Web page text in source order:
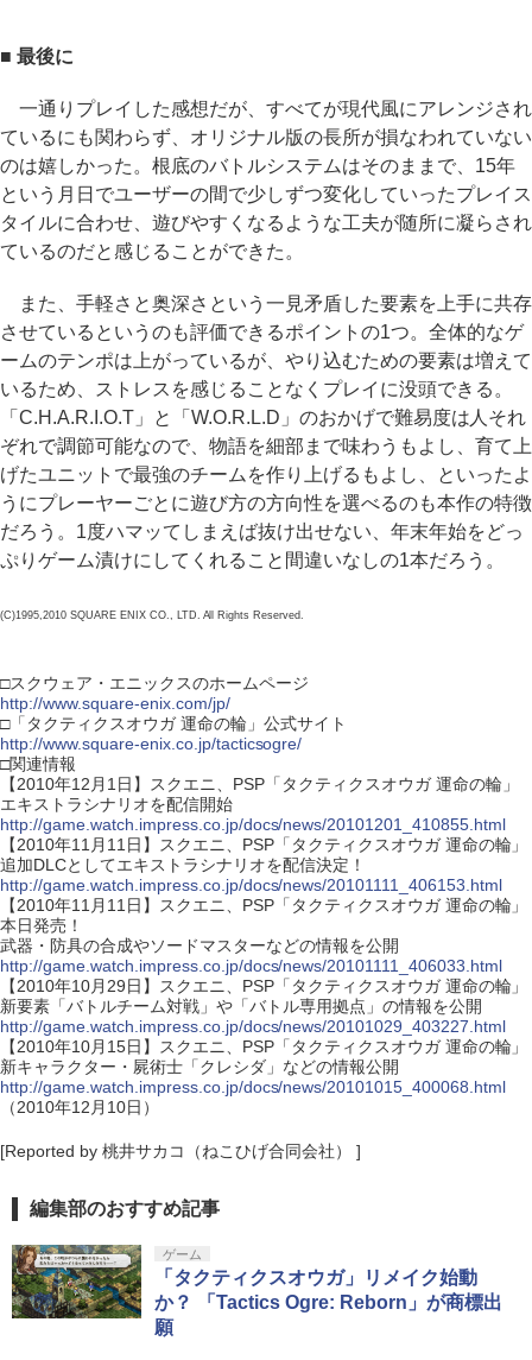
■ 最後に
一通りプレイした感想だが、すべてが現代風にアレンジされ
ているにも関わらず、オリジナル版の長所が損なわれていない
のは嬉しかった。根底のバトルシステムはそのままで、15年
という月日でユーザーの間で少しずつ変化していったプレイス
タイルに合わせ、遊びやすくなるような工夫が随所に凝らされ
ているのだと感じることができた。
また、手軽さと奥深さという一見矛盾した要素を上手に共存
させているというのも評価できるポイントの1つ。全体的なゲ
ームのテンポは上がっているが、やり込むための要素は増えて
いるため、ストレスを感じることなくプレイに没頭できる。
「C.H.A.R.I.O.T」と「W.O.R.L.D」のおかげで難易度は人それ
ぞれで調節可能なので、物語を細部まで味わうもよし、育て上
げたユニットで最強のチームを作り上げるもよし、といったよ
うにプレーヤーごとに遊び方の方向性を選べるのも本作の特徴
だろう。1度ハマッてしまえば抜け出せない、年末年始をどっ
ぷりゲーム漬けにしてくれること間違いなしの1本だろう。
(C)1995,2010 SQUARE ENIX CO., LTD. All Rights Reserved.
□スクウェア・エニックスのホームページ
http://www.square-enix.com/jp/
□「タクティクスオウガ 運命の輪」公式サイト
http://www.square-enix.co.jp/tacticsogre/
□関連情報
【2010年12月1日】スクエニ、PSP「タクティクスオウガ 運命の輪」
エキストラシナリオを配信開始
http://game.watch.impress.co.jp/docs/news/20101201_410855.html
【2010年11月11日】スクエニ、PSP「タクティクスオウガ 運命の輪」
追加DLCとしてエキストラシナリオを配信決定！
http://game.watch.impress.co.jp/docs/news/20101111_406153.html
【2010年11月11日】スクエニ、PSP「タクティクスオウガ 運命の輪」
本日発売！
武器・防具の合成やソードマスターなどの情報を公開
http://game.watch.impress.co.jp/docs/news/20101111_406033.html
【2010年10月29日】スクエニ、PSP「タクティクスオウガ 運命の輪」
新要素「バトルチーム対戦」や「バトル専用拠点」の情報を公開
http://game.watch.impress.co.jp/docs/news/20101029_403227.html
【2010年10月15日】スクエニ、PSP「タクティクスオウガ 運命の輪」
新キャラクター・屍術士「クレシダ」などの情報公開
http://game.watch.impress.co.jp/docs/news/20101015_400068.html
（2010年12月10日）
[Reported by 桃井サカコ（ねこひげ合同会社） ]
編集部のおすすめ記事
ゲーム
「タクティクスオウガ」リメイク始動
か？ 「Tactics Ogre: Reborn」が商標出
願